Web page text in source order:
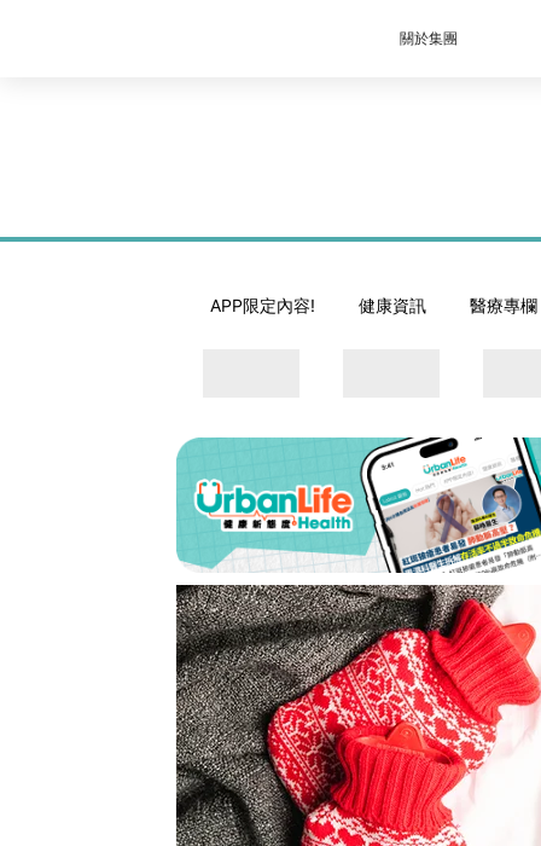
關於集團
APP限定內容! 健康資訊 醫療專欄